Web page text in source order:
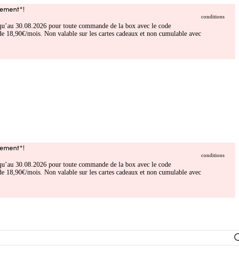
conditions
30.08.2026 pour toute commande de la box avec le code
mois. Non valable sur les cartes cadeaux et non cumulable avec
conditions
30.08.2026 pour toute commande de la box avec le code
mois. Non valable sur les cartes cadeaux et non cumulable avec